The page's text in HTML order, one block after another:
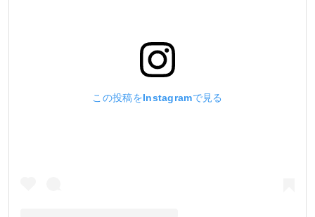
この投稿をInstagramで見る